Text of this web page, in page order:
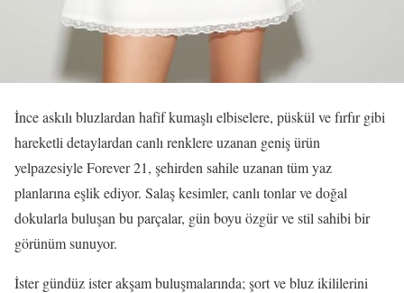
İnce askılı bluzlardan hafif kumaşlı elbiselere, püskül ve fırfır gibi
hareketli detaylardan canlı renklere uzanan geniş ürün
yelpazesiyle Forever 21, şehirden sahile uzanan tüm yaz
planlarına eşlik ediyor. Salaş kesimler, canlı tonlar ve doğal
dokularla buluşan bu parçalar, gün boyu özgür ve stil sahibi bir
görünüm sunuyor.
İster gündüz ister akşam buluşmalarında; şort ve bluz ikililerini